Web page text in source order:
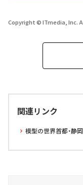
Copyright © ITmedia, Inc.
関連リンク
模型の世界首都・静